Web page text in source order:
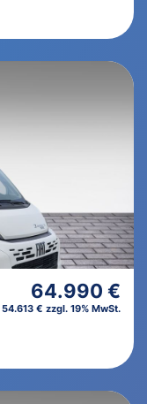
64.990 €
54.613 € zzgl. 19% MwSt.